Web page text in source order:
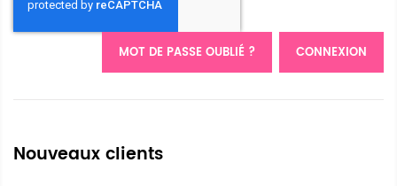
CONNEXION
MOT DE PASSE OUBLIÉ ?
Nouveaux clients